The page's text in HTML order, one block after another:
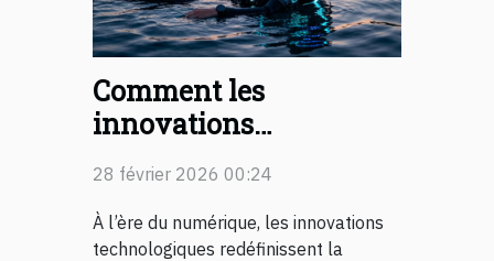
Comment les
innovations
technologiques
transforment-elles les
gilets de sauvetage ?
28 février 2026 00:24
À l’ère du numérique, les innovations
technologiques redéfinissent la